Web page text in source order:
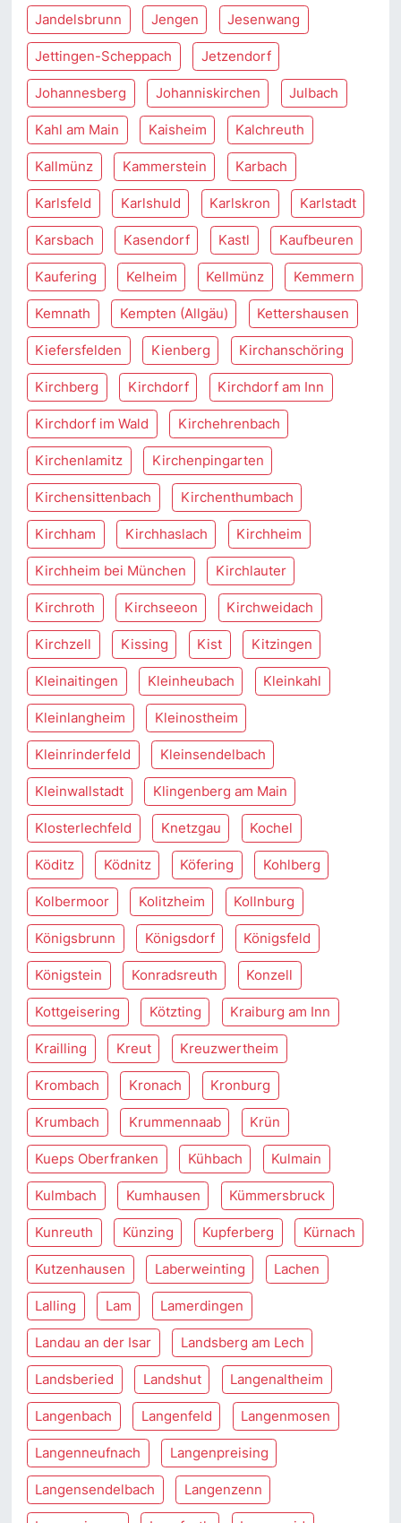
Jandelsbrunn Jengen Jesenwang
Jettingen-Scheppach Jetzendorf
Johannesberg Johanniskirchen Julbach
Kahl am Main Kaisheim Kalchreuth
Kallmünz Kammerstein Karbach
Karlsfeld Karlshuld Karlskron Karlstadt
Karsbach Kasendorf Kastl Kaufbeuren
Kaufering Kelheim Kellmünz Kemmern
Kemnath Kempten (Allgäu) Kettershausen
Kiefersfelden Kienberg Kirchanschöring
Kirchberg Kirchdorf Kirchdorf am Inn
Kirchdorf im Wald Kirchehrenbach
Kirchenlamitz Kirchenpingarten
Kirchensittenbach Kirchenthumbach
Kirchham Kirchhaslach Kirchheim
Kirchheim bei München Kirchlauter
Kirchroth Kirchseeon Kirchweidach
Kirchzell Kissing Kist Kitzingen
Kleinaitingen Kleinheubach Kleinkahl
Kleinlangheim Kleinostheim
Kleinrinderfeld Kleinsendelbach
Kleinwallstadt Klingenberg am Main
Klosterlechfeld Knetzgau Kochel
Köditz Ködnitz Köfering Kohlberg
Kolbermoor Kolitzheim Kollnburg
Königsbrunn Königsdorf Königsfeld
Königstein Konradsreuth Konzell
Kottgeisering Kötzting Kraiburg am Inn
Krailling Kreut Kreuzwertheim
Krombach Kronach Kronburg
Krumbach Krummennaab Krün
Kueps Oberfranken Kühbach Kulmain
Kulmbach Kumhausen Kümmersbruck
Kunreuth Künzing Kupferberg Kürnach
Kutzenhausen Laberweinting Lachen
Lalling Lam Lamerdingen
Landau an der Isar Landsberg am Lech
Landsberied Landshut Langenaltheim
Langenbach Langenfeld Langenmosen
Langenneufnach Langenpreising
Langensendelbach Langenzenn